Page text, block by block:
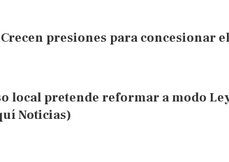
presiones para concesionar
local pretende reformar a modo
Noticias)